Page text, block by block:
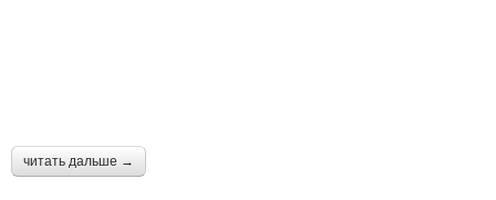
читать дальше →